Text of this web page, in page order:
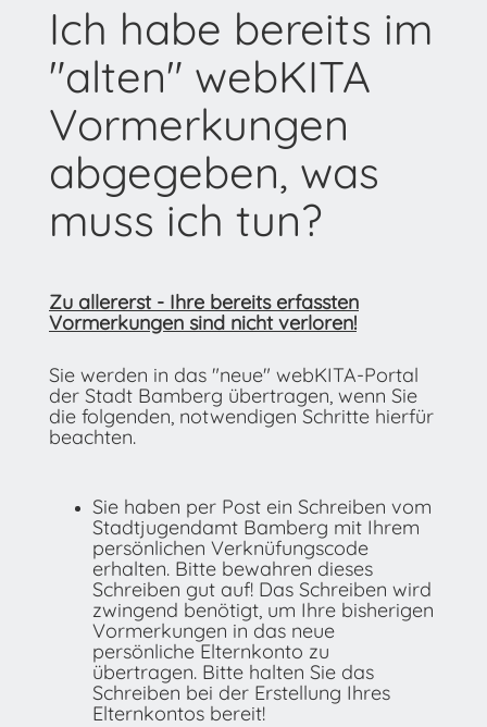
Ich habe bereits im
"alten" webKITA
Vormerkungen
abgegeben, was
muss ich tun?
Zu allererst - Ihre bereits erfassten
Vormerkungen sind nicht verloren!
Sie werden in das "neue" webKITA-Portal
der Stadt Bamberg übertragen, wenn Sie
die folgenden, notwendigen Schritte hierfür
beachten.
Sie haben per Post ein Schreiben vom
Stadtjugendamt Bamberg mit Ihrem
persönlichen Verknüfungscode
erhalten. Bitte bewahren dieses
Schreiben gut auf! Das Schreiben wird
zwingend benötigt, um Ihre bisherigen
Vormerkungen in das neue
persönliche Elternkonto zu
übertragen. Bitte halten Sie das
Schreiben bei der Erstellung Ihres
Elternkontos bereit!